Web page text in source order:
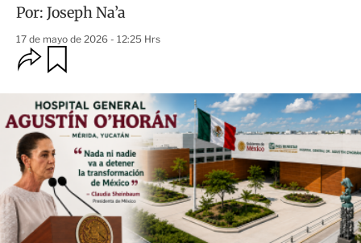
Por: Joseph Na’a
17 de mayo de 2026 - 12:25 Hrs
O
p
i
o
n
e
s
d
e
c
o
r
d
a
r